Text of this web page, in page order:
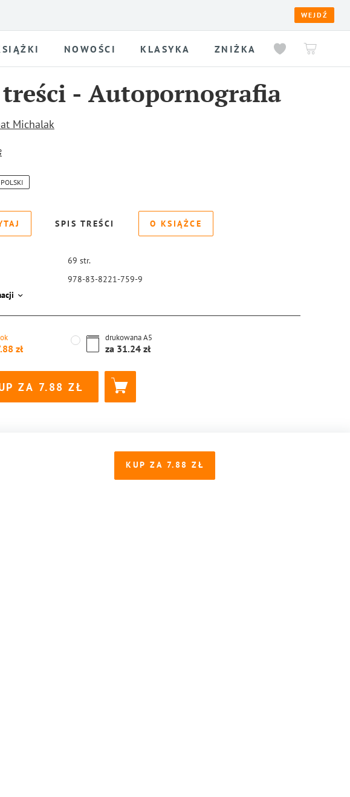
WEJDŹ
NOWOŚCI KLASYKA ZNIŻKA
- Autopornografia
Michalak
POLSKI
SPIS TREŚCI O KSIĄŻCE
69 str.
978-83-8221-759-9
drukowanaA5
za 31.24
ZA 7.88
KUP ZA 7.88